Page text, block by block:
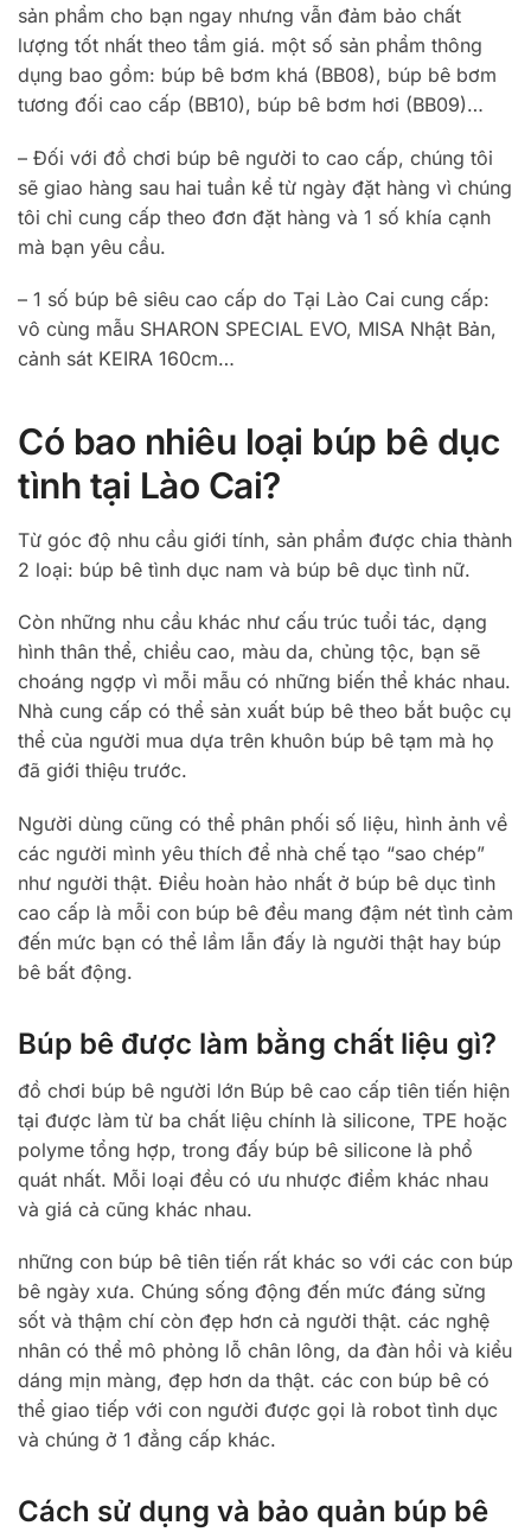
sản phẩm cho bạn ngay nhưng vẫn đảm bảo chất
lượng tốt nhất theo tầm giá. một số sản phẩm thông
dụng bao gồm: búp bê bơm khá (BB08), búp bê bơm
tương đối cao cấp (BB10), búp bê bơm hơi (BB09)…
– Đối với đồ chơi búp bê người to cao cấp, chúng tôi
sẽ giao hàng sau hai tuần kể từ ngày đặt hàng vì chúng
tôi chỉ cung cấp theo đơn đặt hàng và 1 số khía cạnh
mà bạn yêu cầu.
– 1 số búp bê siêu cao cấp do Tại Lào Cai cung cấp:
vô cùng mẫu SHARON SPECIAL EVO, MISA Nhật Bản,
cảnh sát KEIRA 160cm…
Có bao nhiêu loại búp bê dục
tình tại Lào Cai?
Từ góc độ nhu cầu giới tính, sản phẩm được chia thành
2 loại: búp bê tình dục nam và búp bê dục tình nữ.
Còn những nhu cầu khác như cấu trúc tuổi tác, dạng
hình thân thể, chiều cao, màu da, chủng tộc, bạn sẽ
choáng ngợp vì mỗi mẫu có những biến thể khác nhau.
Nhà cung cấp có thể sản xuất búp bê theo bắt buộc cụ
thể của người mua dựa trên khuôn búp bê tạm mà họ
đã giới thiệu trước.
Người dùng cũng có thể phân phối số liệu, hình ảnh về
các người mình yêu thích để nhà chế tạo “sao chép”
như người thật. Điều hoàn hảo nhất ở búp bê dục tình
cao cấp là mỗi con búp bê đều mang đậm nét tình cảm
đến mức bạn có thể lầm lẫn đấy là người thật hay búp
bê bất động.
Búp bê được làm bằng chất liệu gì?
đồ chơi búp bê người lớn Búp bê cao cấp tiên tiến hiện
tại được làm từ ba chất liệu chính là silicone, TPE hoặc
polyme tổng hợp, trong đấy búp bê silicone là phổ
quát nhất. Mỗi loại đều có ưu nhược điểm khác nhau
và giá cả cũng khác nhau.
những con búp bê tiên tiến rất khác so với các con búp
bê ngày xưa. Chúng sống động đến mức đáng sửng
sốt và thậm chí còn đẹp hơn cả người thật. các nghệ
nhân có thể mô phỏng lỗ chân lông, da đàn hồi và kiểu
dáng mịn màng, đẹp hơn da thật. các con búp bê có
thể giao tiếp với con người được gọi là robot tình dục
và chúng ở 1 đẳng cấp khác.
Cách sử dụng và bảo quản búp bê